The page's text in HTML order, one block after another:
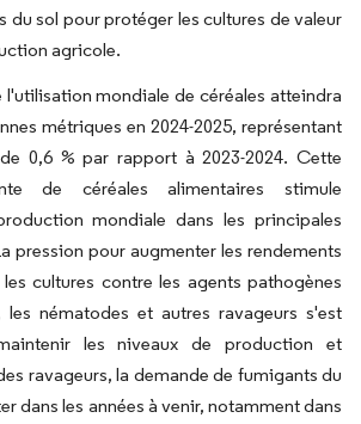
du sol pour protéger les cultures de valeur
agricole.
mondiale de céréales atteindra
métriques en 2024-2025, représentant
0,6 % par rapport à 2023-2024. Cette
de céréales alimentaires stimule
mondiale dans les principales
pression pour augmenter les rendements
cultures contre les agents pathogènes
les nématodes et autres ravageurs s'est
les niveaux de production et
ravageurs, la demande de fumigants du
dans les années à venir, notamment dans